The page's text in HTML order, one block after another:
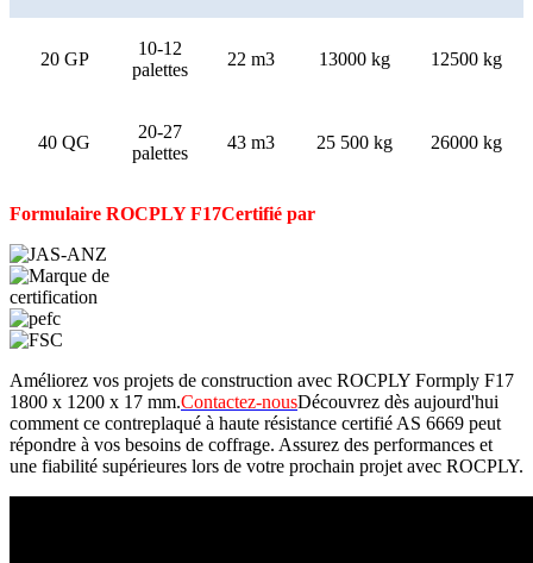
20 GP
10-12
palettes
22 m3 13000 kg 12500 kg
40 QG
20-27
palettes
43 m3 25 500 kg 26000 kg
Formulaire ROCPLY F17Certifié par
Améliorez vos projets de construction avec ROCPLY Formply F17
1800 x 1200 x 17 mm.Contactez-nousDécouvrez dès aujourd'hui
comment ce contreplaqué à haute résistance certifié AS 6669 peut
répondre à vos besoins de coffrage. Assurez des performances et
une fiabilité supérieures lors de votre prochain projet avec ROCPLY.